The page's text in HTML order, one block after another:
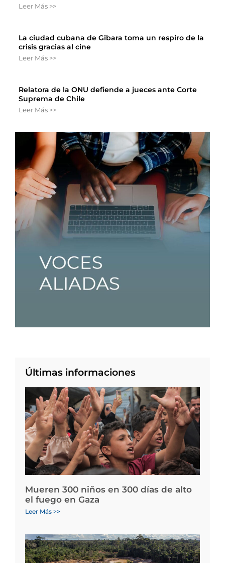
Leer Más >>
La ciudad cubana de Gibara toma un respiro de la
crisis gracias al cine
Leer Más >>
Relatora de la ONU defiende a jueces ante Corte
Suprema de Chile
Leer Más >>
Últimas informaciones
Mueren 300 niños en 300 días de alto
el fuego en Gaza
Leer Más >>